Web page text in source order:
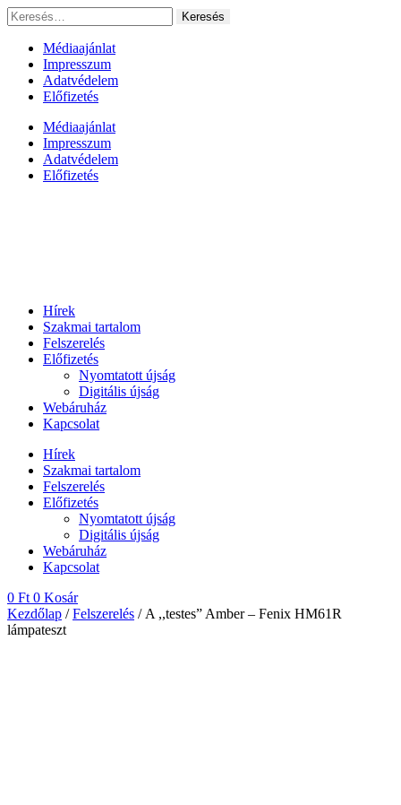
Ugrás
a
tartalomhoz
Keresés:
Médiaajánlat
Impresszum
Adatvédelem
Előfizetés
Médiaajánlat
Impresszum
Adatvédelem
Előfizetés
Hírek
Szakmai tartalom
Felszerelés
Előfizetés
Nyomtatott újság
Digitális újság
Webáruház
Kapcsolat
Hírek
Szakmai tartalom
Felszerelés
Előfizetés
Nyomtatott újság
Digitális újság
Webáruház
Kapcsolat
0 Ft 0 Kosár
Kezdőlap /Felszerelés / A ,,testes” Amber – Fenix HM61R
lámpateszt